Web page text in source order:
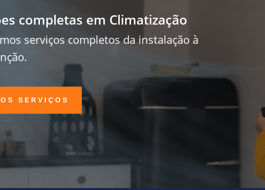
completas em Climatização
serviços completos da instalação à
SERVIÇOS